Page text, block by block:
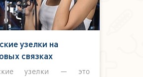
узелки на
связках
узелки — это